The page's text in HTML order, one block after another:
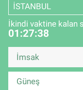
İSTANBUL
İkindi vaktine kalan
01:27:37
İmsak
Güneş